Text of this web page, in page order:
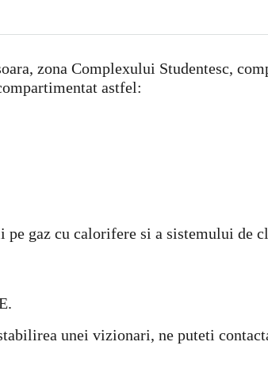
zona Complexului Studentesc,
astfel:
gaz cu calorifere si a sistemului de
unei vizionari, ne puteti